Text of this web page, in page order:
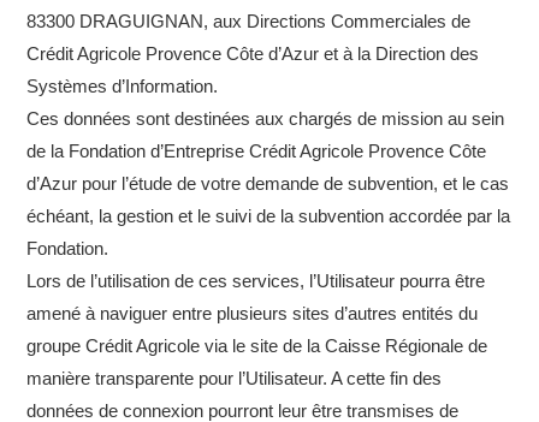
83300 DRAGUIGNAN, aux Directions Commerciales de
Crédit Agricole Provence Côte d’Azur et à la Direction des
Systèmes d’Information.
Ces données sont destinées aux chargés de mission au sein
de la Fondation d’Entreprise Crédit Agricole Provence Côte
d’Azur pour l’étude de votre demande de subvention, et le cas
échéant, la gestion et le suivi de la subvention accordée par la
Fondation.
Lors de l’utilisation de ces services, l’Utilisateur pourra être
amené à naviguer entre plusieurs sites d’autres entités du
groupe Crédit Agricole via le site de la Caisse Régionale de
manière transparente pour l’Utilisateur. A cette fin des
données de connexion pourront leur être transmises de